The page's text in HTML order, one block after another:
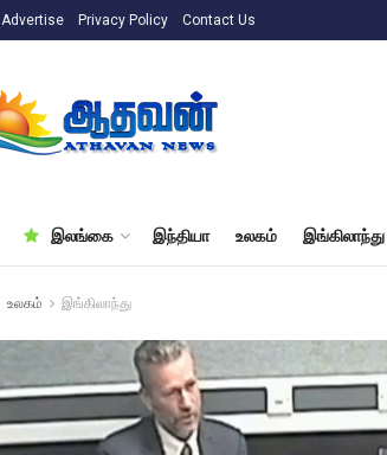
Advertise Privacy Policy Contact Us
இலங்கை இந்தியா உலகம் இங்கிலாந்து
உலகம் இங்கிலாந்து